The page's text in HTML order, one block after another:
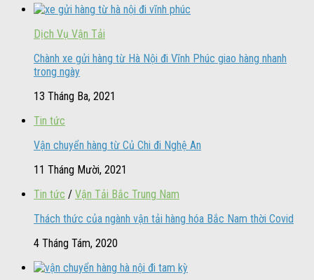
Dịch Vụ Vận Tải
Chành xe gửi hàng từ Hà Nội đi Vĩnh Phúc giao hàng nhanh
trong ngày
13 Tháng Ba, 2021
Tin tức
Vận chuyển hàng từ Củ Chi đi Nghệ An
11 Tháng Mười, 2021
Tin tức / Vận Tải Bắc Trung Nam
Thách thức của ngành vận tải hàng hóa Bắc Nam thời Covid
4 Tháng Tám, 2020